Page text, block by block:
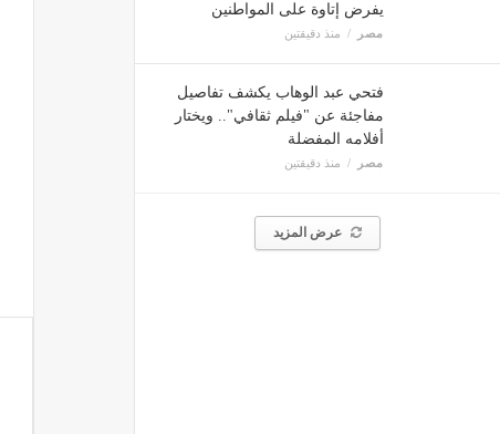
يفرض إتاوة على المواطنين
مصر منذ دقيقتين
فتحي عبد الوهاب يكشف تفاصيل
مفاجئة عن "فيلم ثقافي".. ويختار
أفلامه المفضلة
مصر منذ دقيقتين
عرض المزيد